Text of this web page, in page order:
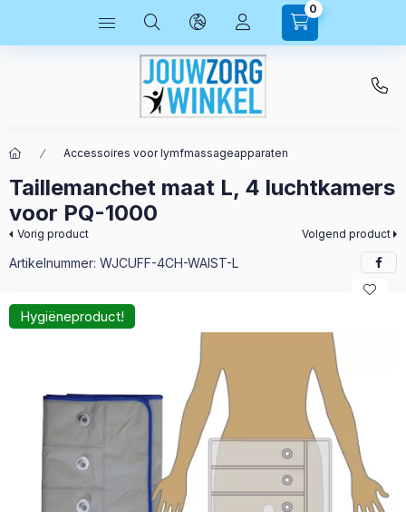
0
Accessoires voor lymfmassageapparaten
Taillemanchet maat L, 4 luchtkamers
voor PQ-1000
Vorig product Volgend product
Artikelnummer: WJCUFF-4CH-WAIST-L
Hygiëneproduct!